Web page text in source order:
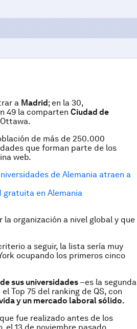
a Madrid; en la 30,
49 la comparten Ciudad de
de más de 250.000
que forman parte de los
web.
de Alemania atraen a
gratuita en Alemania
organización a nivel global y que
a seguir, la lista sería muy
ocupando los primeros cinco
sus universidades –es la segunda
Top 75 del ranking de QS, con
y un mercado laboral sólido.
fue realizado antes de los
13 de noviembre pasado.